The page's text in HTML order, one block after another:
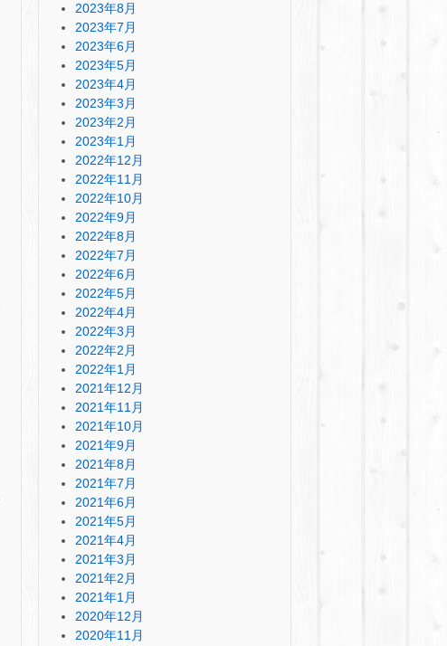
2023年8月
2023年7月
2023年6月
2023年5月
2023年4月
2023年3月
2023年2月
2023年1月
2022年12月
2022年11月
2022年10月
2022年9月
2022年8月
2022年7月
2022年6月
2022年5月
2022年4月
2022年3月
2022年2月
2022年1月
2021年12月
2021年11月
2021年10月
2021年9月
2021年8月
2021年7月
2021年6月
2021年5月
2021年4月
2021年3月
2021年2月
2021年1月
2020年12月
2020年11月